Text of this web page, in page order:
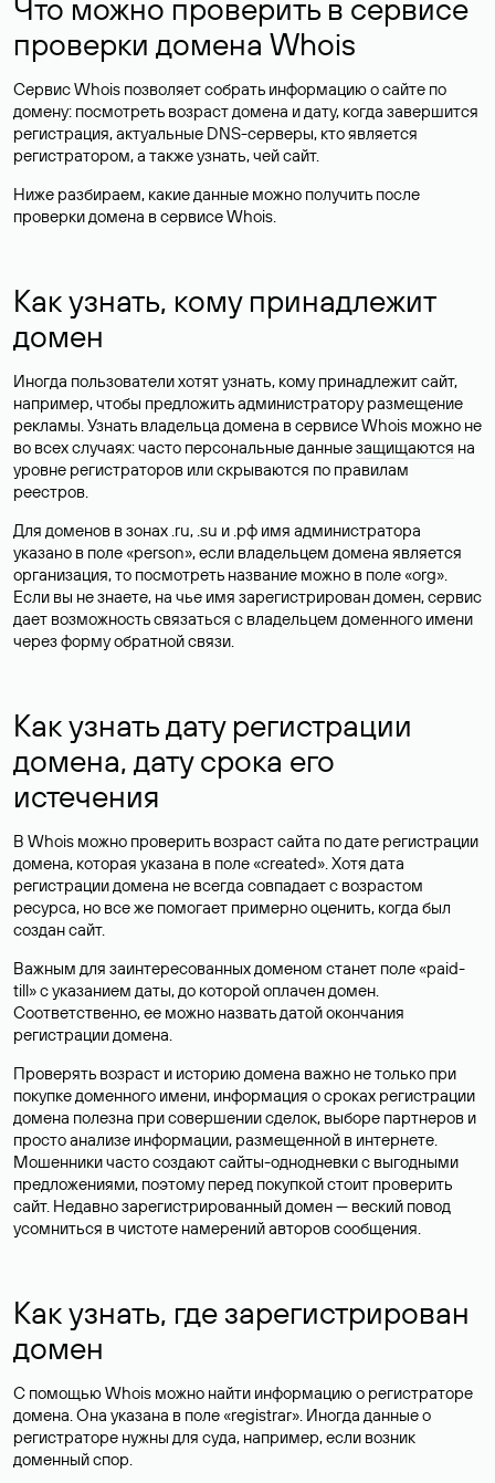
Что можно проверить в сервисе
проверки домена Whois
Сервис Whois позволяет собрать информацию о сайте по
домену: посмотреть возраст домена и дату, когда завершится
регистрация, актуальные DNS-серверы, кто является
регистратором, а также узнать, чей сайт.
Ниже разбираем, какие данные можно получить после
проверки домена в сервисе Whois.
Как узнать, кому принадлежит
домен
Иногда пользователи хотят узнать, кому принадлежит сайт,
например, чтобы предложить администратору размещение
рекламы. Узнать владельца домена в сервисе Whois можно не
во всех случаях: часто персональные данныезащищаются на
уровне регистраторов или скрываются по правилам
реестров.
Для доменов в зонах .ru, .su и .рф имя администратора
указано в поле «person», если владельцем домена является
организация, то посмотреть название можно в поле «org».
Если вы не знаете, на чье имя зарегистрирован домен, сервис
дает возможность связаться с владельцем доменного имени
через форму обратной связи.
Как узнать дату регистрации
домена, дату срока его
истечения
В Whois можно проверить возраст сайта по дате регистрации
домена, которая указана в поле «created». Хотя дата
регистрации домена не всегда совпадает с возрастом
ресурса, но все же помогает примерно оценить, когда был
создан сайт.
Важным для заинтересованных доменом станет поле «paid-
till» с указанием даты, до которой оплачен домен.
Соответственно, ее можно назвать датой окончания
регистрации домена.
Проверять возраст и историю домена важно не только при
покупке доменного имени, информация о сроках регистрации
домена полезна при совершении сделок, выборе партнеров и
просто анализе информации, размещенной в интернете.
Мошенники часто создают сайты-однодневки с выгодными
предложениями, поэтому перед покупкой стоит проверить
сайт. Недавно зарегистрированный домен — веский повод
усомниться в чистоте намерений авторов сообщения.
Как узнать, где зарегистрирован
домен
С помощью Whois можно найти информацию о регистраторе
домена. Она указана в поле «registrar». Иногда данные о
регистраторе нужны для суда, например, если возник
доменный спор.